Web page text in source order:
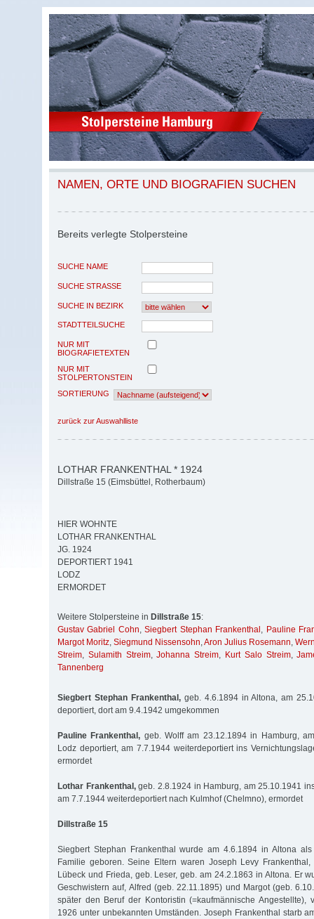
NAMEN, ORTE UND BIOGRAFIEN SUCHEN
Bereits verlegte Stolpersteine
SUCHE NAME
SUCHE STRASSE
SUCHE IN BEZIRK
STADTTEILSUCHE
NUR MIT
BIOGRAFIETEXTEN
NUR MIT
STOLPERTONSTEIN
SORTIERUNG
zurück zur Auswahlliste
LOTHAR FRANKENTHAL * 1924
Dillstraße 15 (Eimsbüttel, Rotherbaum)
HIER WOHNTE
LOTHAR FRANKENTHAL
JG. 1924
DEPORTIERT 1941
LODZ
ERMORDET
Weitere Stolpersteine in Dillstraße 15:
Gustav Gabriel Cohn,Siegbert Stephan Frankenthal , Pauline
Margot Moritz, Siegmund Nissensohn,Aron Julius Rosemann,
Streim, Sulamith Streim,Johanna Streim, Kurt Salo Streim,
Tannenberg
Siegbert Stephan Frankenthal,geb. 4.6.1894 in Altona, am
deportiert, dort am 9.4.1942 umgekommen
Pauline Frankenthal, geb. Wolff am 23.12.1894 in Hamburg,
Lodz deportiert, am 7.7.1944 weiterdeportiert ins
ermordet
Lothar Frankenthal,geb. 2.8.1924 in Hamburg, am 25.10.1941
am 7.7.1944 weiterdeportiert nach Kulmhof (Chelmno), ermordet
Dillstraße 15
Siegbert Stephan Frankenthal wurde am 4.6.1894 in Altona
Familie geboren. Seine Eltern waren Joseph Levy
Lübeck und Frieda, geb. Leser, geb. am 24.2.1863 in Altona. Er
Geschwistern auf, Alfred (geb. 22.11.1895) und Margot (geb.
später den Beruf der Kontoristin (=kaufmännische Angestellte),
1926 unter unbekannten Umständen. Joseph Frankenthal starb